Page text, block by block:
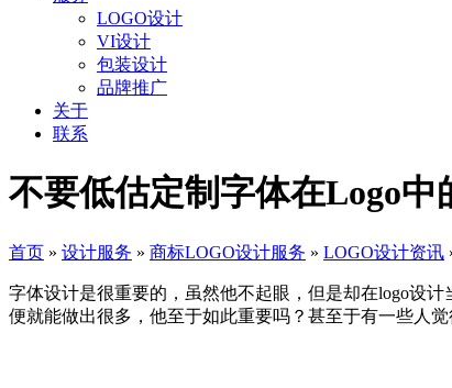
LOGO设计
VI设计
包装设计
品牌推广
关于
联系
不要低估定制字体在Logo中
首页 » 设计服务 » 商标LOGO设计服务 » LOGO设计资讯
字体设计是很重要的，虽然他不起眼，但是却在logo设
便就能做出很多，他至于如此重要吗？甚至于有一些人